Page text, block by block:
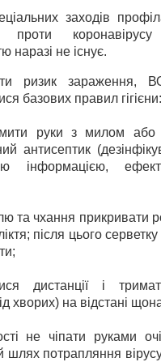
заходів
проти
наразі не існує.
ризик зараження,
базових правил гігієни:
руки з милом або
антисептик
інформацією,
та чхання прикривати
після цього
дистанції і
хворих) на відстані
не чіпати руками
шлях потрапляння